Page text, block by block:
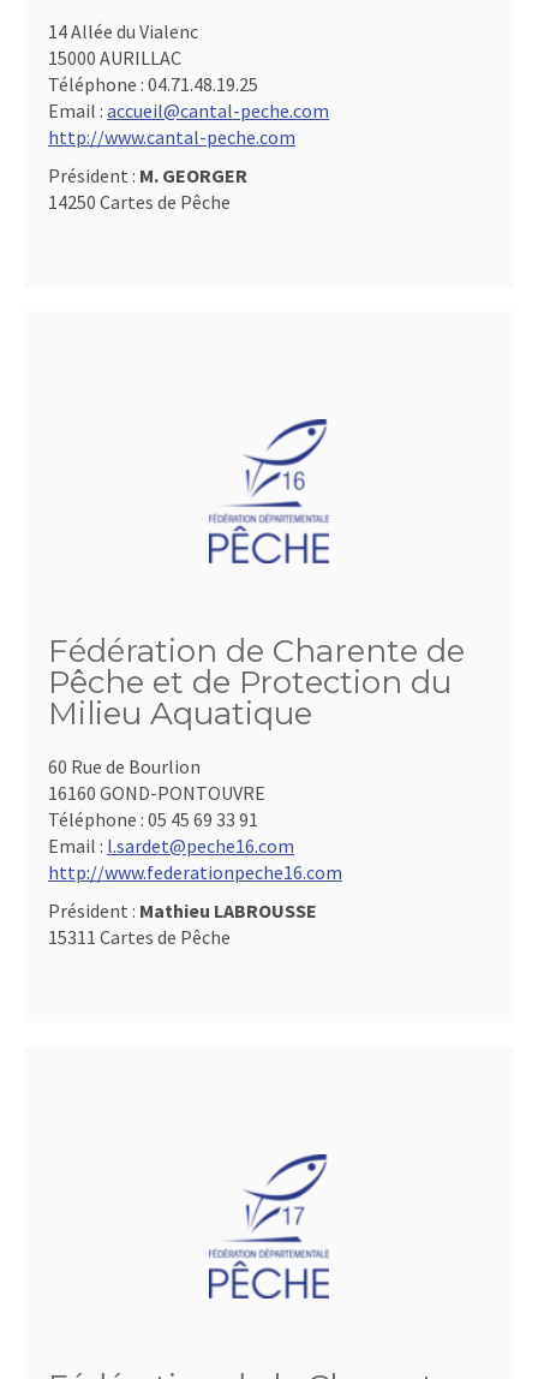
14 Allée du Vialenc
15000 AURILLAC
Téléphone : 04.71.48.19.25
Email : accueil@cantal-peche.com
http://www.cantal-peche.com
Président : M. GEORGER
14250 Cartes de Pêche
Fédération de Charente de
Pêche et de Protection du
Milieu Aquatique
60 Rue de Bourlion
16160 GOND-PONTOUVRE
Téléphone : 05 45 69 33 91
Email : l.sardet@peche16.com
http://www.federationpeche16.com
Président : Mathieu LABROUSSE
15311 Cartes de Pêche